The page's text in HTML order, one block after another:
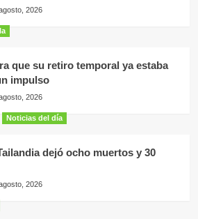
2026
que su retiro temporal ya estaba
impulso
2026
Noticias del día
dejó ocho muertos y 30
2026